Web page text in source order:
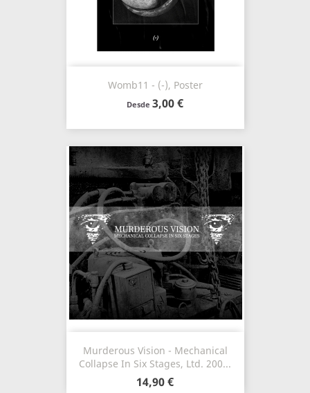
Womb11 - (-), Poster
Desde 3,00 €
Murderous Vision - Mechanical
Collapse In Six Stages, Ltd. 200...
14,90 €